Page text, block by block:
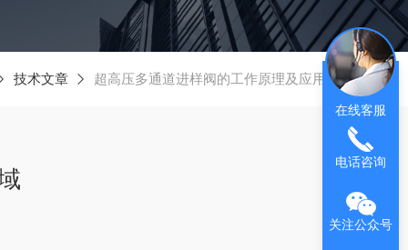
技术文章 超高压多通道进样阀的工作原理及应用领域
在线客服
电话咨询
关注公众号